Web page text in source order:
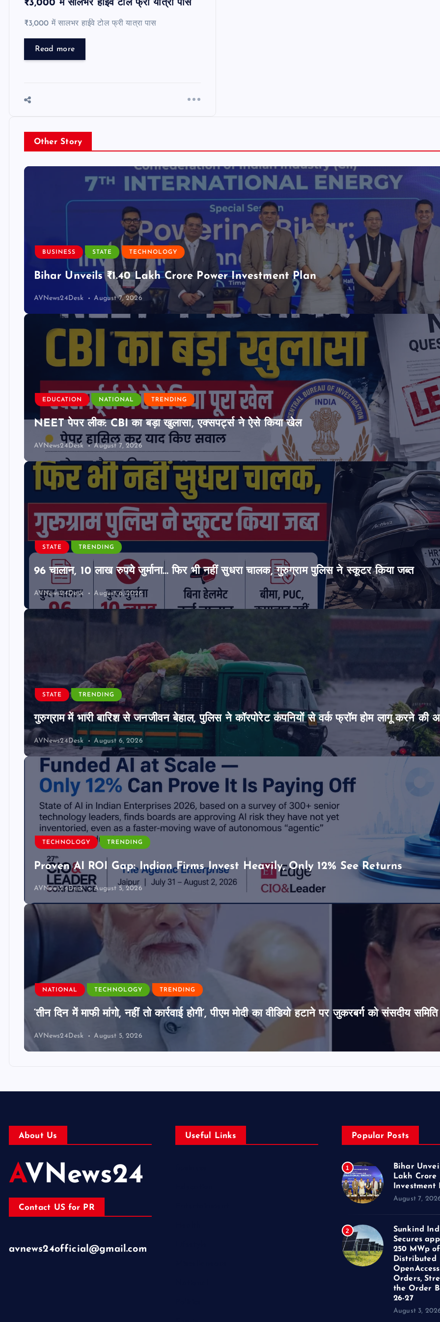
₹3,000 में सालभर हाईवे टोल फ्री यात्रा पास
₹3,000 में सालभर हाईवे टोल फ्री यात्रा पास
Read more
Other Story
BUSINESS STATE TECHNOLOGY
Bihar Unveils ₹1.40 Lakh Crore Power Investment Plan
AVNews24Desk August 7, 2026
EDUCATION NATIONAL TRENDING
NEET पेपर लीक: CBI का बड़ा खुलासा, एक्सपर्ट्स ने ऐसे किया खेल
AVNews24Desk August 7, 2026
STATE TRENDING
96 चालान, 10 लाख रुपये जुर्माना… फिर भी नहीं सुधरा चालक, गुरुग्राम पुलिस ने स्कूटर किया जब्त
AVNews24Desk August 6, 2026
STATE TRENDING
गुरुग्राम में भारी बारिश से जनजीवन बेहाल, पुलिस ने कॉरपोरेट कंपनियों से वर्क फ्रॉम होम लागू करने की
AVNews24Desk August 6, 2026
TECHNOLOGY TRENDING
Proven AI ROI Gap: Indian Firms Invest Heavily, Only 12% See Returns
AVNews24Desk August 5, 2026
NATIONAL TECHNOLOGY TRENDING
‘तीन दिन में माफी मांगो, नहीं तो कार्रवाई होगी’, पीएम मोदी का वीडियो हटाने पर जुकरबर्ग को संसदीय
AVNews24Desk August 5, 2026
About Us
AVNews24
Contact US for PR
avnews24official@gmail.com
Useful Links Popular Posts
1
Bihar
Lakh Crore
Investment
August 7,
2
Sunkind
Secures
250 MWp of
Distributed
Orders,
the Order
26-27
August 3,